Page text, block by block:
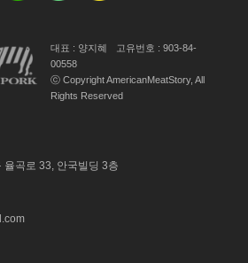
대표 : 양지혜
고유번호 : 903-84-
00558
ⓒ Copyright AmericanMeatStory, All
Rights Reserved
곡로 33, 안국빌딩 3층